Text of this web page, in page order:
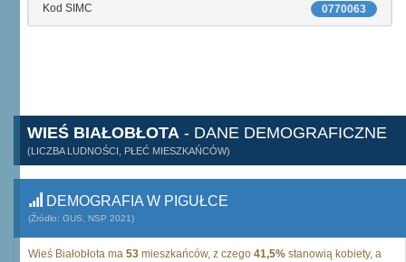
0770063
Kod SIMC
WIEŚ BIAŁOBŁOTA - DANE DEMOGRAFICZNE
(LICZBA LUDNOŚCI, PŁEĆ MIESZKAŃCÓW)
DEMOGRAFIA W PIGUŁCE
(Źródło: GUS, NSP 2021)
Wieś Białobłota ma 53 mieszkańców, z czego 41,5% stanowią kobiety, a